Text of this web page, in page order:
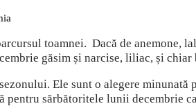
toamnei. Dacă de anemone,
găsim și narcise, liliac, și chiar
Ele sunt o alegere
sărbătoritele lunii decembrie